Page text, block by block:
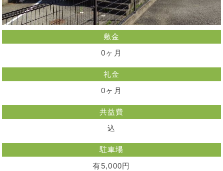
敷金
0ヶ月
礼金
0ヶ月
共益費
込
駐車場
有5,000円